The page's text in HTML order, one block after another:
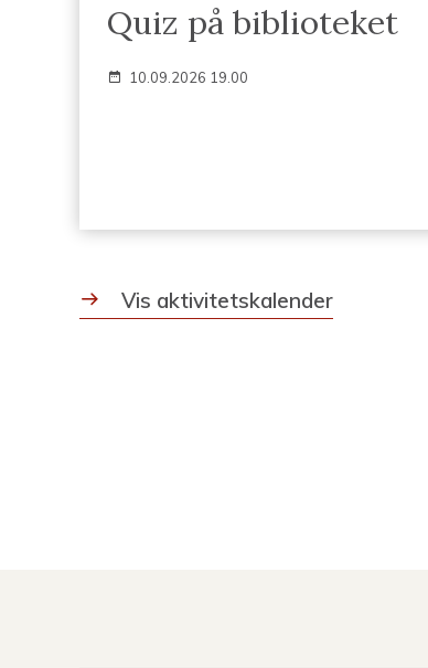
Quiz på biblioteket
10.09.2026 19.00
Vis aktivitetskalender